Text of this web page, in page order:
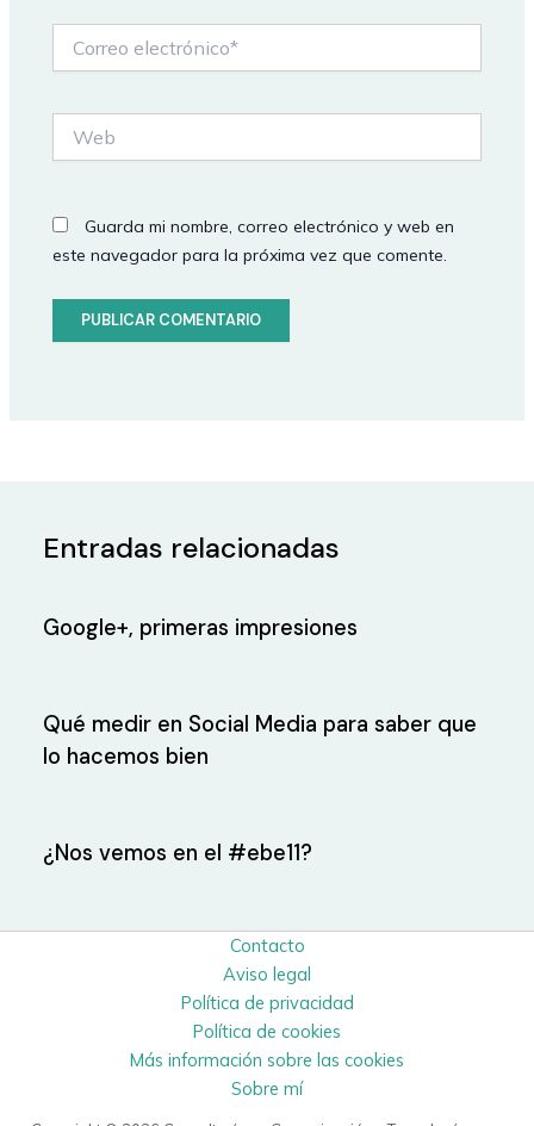
electrónico*
Guarda mi nombre, correo electrónico y web en
este navegador para la próxima vez que comente.
Entradas relacionadas
Google+, primeras impresiones
Qué medir en Social Media para saber que
lo hacemos bien
¿Nos vemos en el #ebe11?
Contacto
Aviso legal
Política de privacidad
Política de cookies
Más información sobre las cookies
Sobre mí